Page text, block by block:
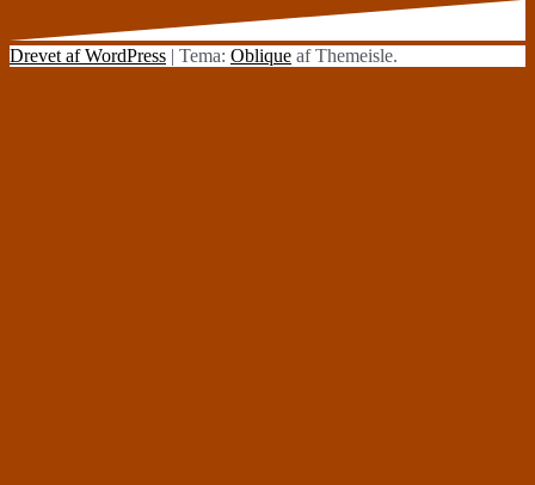
efter:
Drevet af WordPress | Tema: Oblique af Themeisle.